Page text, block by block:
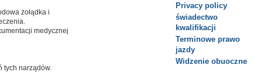
żołądka i
medycznej
tych narządów.
Privacy policy
świadectwo
kwalifikacji
Terminowe prawo
jazdy
Widzenie obuoczne